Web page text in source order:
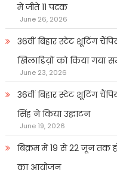
में जीते 11 पदक
June 26, 2026
36वीं बिहार स्टेट शूटिंग
खिलाडिय़ों को किया गया
June 23, 2026
36वीं बिहार स्टेट शूटिंग
सिंह ने किया उद्घाटन
June 19, 2026
बिक्रम में 19 से 22 जून तक
का आयोजन